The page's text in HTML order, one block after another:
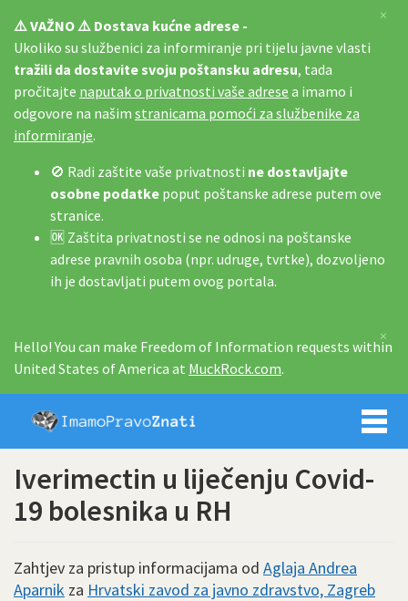
⚠️ VAŽNO ⚠️ Dostava kućne adrese -
Ukoliko su službenici za informiranje pri tijelu javne vlasti
tražili da dostavite svoju poštansku adresu, tada
pročitajte naputak o privatnosti vaše adrese a imamo i
odgovore na našim stranicama pomoći za službenike za
informiranje.
🚫 Radi zaštite vaše privatnosti ne dostavljajte
osobne podatke poput poštanske adrese putem ove
stranice.
🆗 Zaštita privatnosti se ne odnosi na poštanske
adrese pravnih osoba (npr. udruge, tvrtke), dozvoljeno
ih je dostavljati putem ovog portala.
×
Hello! You can make Freedom of Information requests within
United States of America at MuckRock.com.
×
Imamo
Iverimectin u liječenju Covid-
19 bolesnika u RH
Zahtjev za pristup informacijama od Aglaja Andrea
Aparnik za Hrvatski zavod za javno zdravstvo, Zagreb